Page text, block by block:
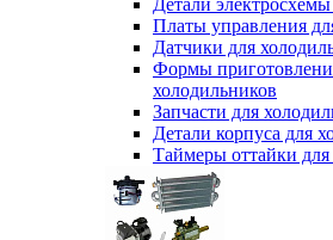
Детали
Платы управления
Датчики для
Формы
холодильников
Запчасти для
Детали корпуса для
Таймеры оттайки для